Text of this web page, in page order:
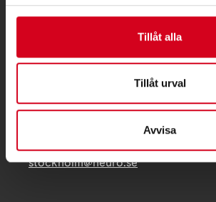
Tillåt alla
Tillåt urval
Avvisa
Fatbursgatan 19, 118 28 STOCKHOLM
Samma som besöksadress
stockholm@neuro.se